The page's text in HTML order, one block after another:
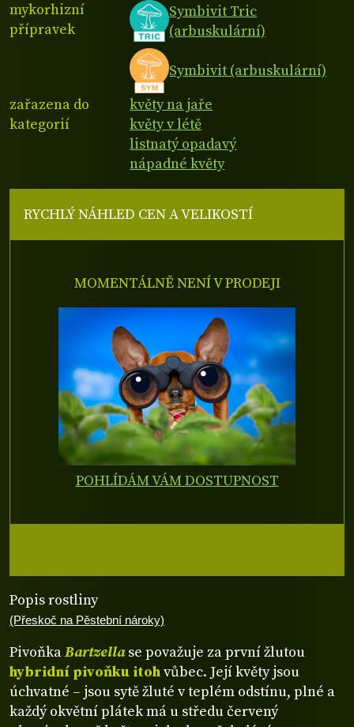
mykorhizní
přípravek
Symbivit Tric
(arbuskulární)
Symbivit (arbuskulární)
zařazena do
kategorií
květy na jaře
květy v létě
listnatý opadavý
nápadné květy
Popis rostliny
(Přeskoč na Pěstební nároky)
PivoňkaBartzellase považuje za první žlutou
hybridní pivoňku itohvůbec. Její květy jsou
úchvatné – jsou sytě žluté v teplém odstínu, plné a
každý okvětní plátek má u středu červený
RYCHLÝ NÁHLED CEN A VELIKOSTÍ
MOMENTÁLNĚ NENÍ V PRODEJI
POHLÍDÁM VÁM DOSTUPNOST